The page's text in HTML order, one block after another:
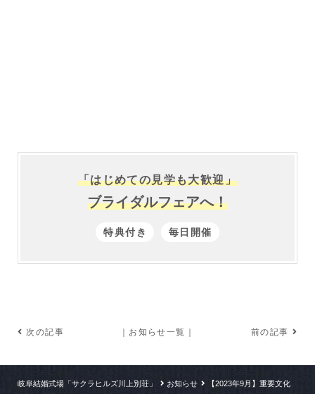
「はじめての見学も大歓迎」
ブライダルフェアへ！
特典付き 毎日開催
次の記事 ｜お知らせ一覧｜ 前の記事
岐阜結婚式場「サクラヒルズ川上別荘」 お知らせ
【2023年9月】重要文化